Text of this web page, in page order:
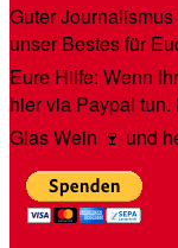
Guter
unser Bestes für
Eure Hilfe: Wenn
hier via Paypal
Glas Wein 🍷 und